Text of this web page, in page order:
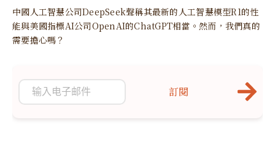
中國人工智慧公司DeepSeek聲稱其最新的人工智慧模型R1的性
能與美國指標AI公司OpenAI的ChatGPT相當。然而，我們真的
需要擔心嗎？
訂閱